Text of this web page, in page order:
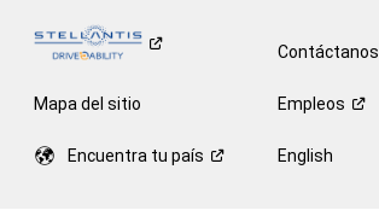
Contáctanos
Mapa del sitio Empleos
Encuentra tu país English